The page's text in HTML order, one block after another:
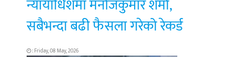
न्यायाधिशमा मनोजकुमार शर्मा,
सबैभन्दा बढी फैसला गरेको रेकर्ड
: Friday, 08 May, 2026